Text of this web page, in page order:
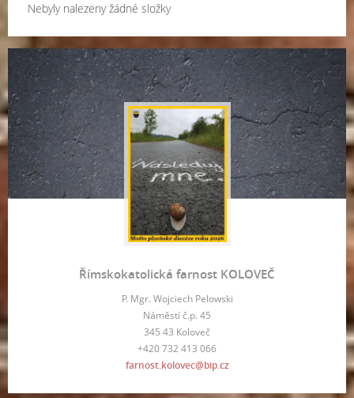
Nebyly nalezeny žádné složky
Římskokatolická farnost KOLOVEČ
P. Mgr. Wojciech Pelowski
Náměstí č.p. 45
345 43 Koloveč
+420 732 413 066
farnost.kolovec@bip.cz